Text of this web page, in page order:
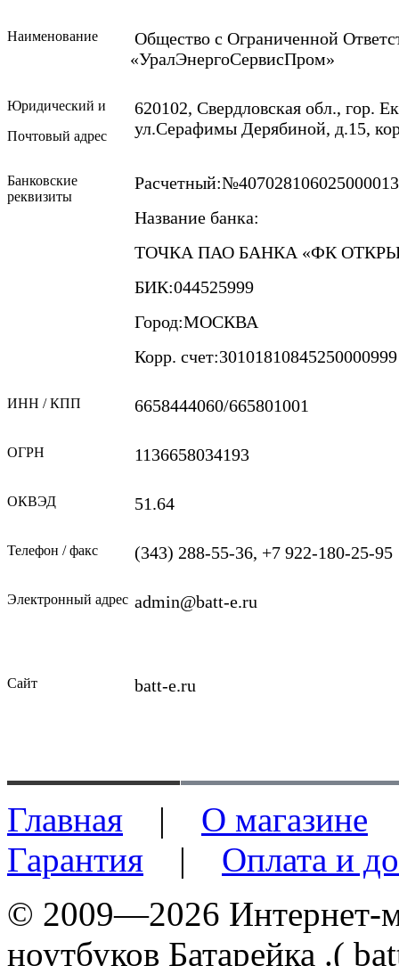
Наименование
Общество с Ограниченной
«УралЭнергоСервисПром»
Юридический и
Почтовый адрес
620102, Свердловская обл., гор.
ул.Серафимы Дерябиной, д.15,
Банковские
реквизиты
Название банка:
ТОЧКА ПАО БАНКА «ФК
БИК:044525999
Город:МОСКВА
Корр. счет:30101810845250000999
ИНН / КПП 6658444060/665801001
ОГРН 1136658034193
ОКВЭД 51.64
Телефон / факс (343) 288-55-36, +7 922-180-25-95
Электронный адрес admin@batt-e.ru
Сайт batt-e.ru
Главная | О магазине
Гарантия | Оплата и
© 2009—2026 Интернет-
ноутбуков Батарейка .(